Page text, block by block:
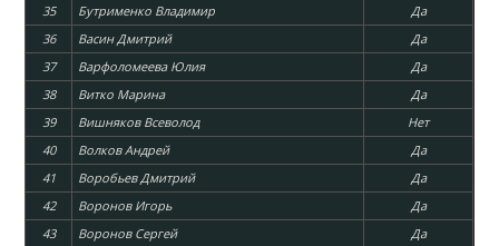
35
Бутрименко Владимир
Да
36
Васин Дмитрий
Да
37
Варфоломеева Юлия
Да
38
Витко Марина
Да
39
Вишняков Всеволод
Нет
40
Волков Андрей
Да
41
Воробьев Дмитрий
Да
42
Воронов Игорь
Да
43
Воронов Сергей
Да